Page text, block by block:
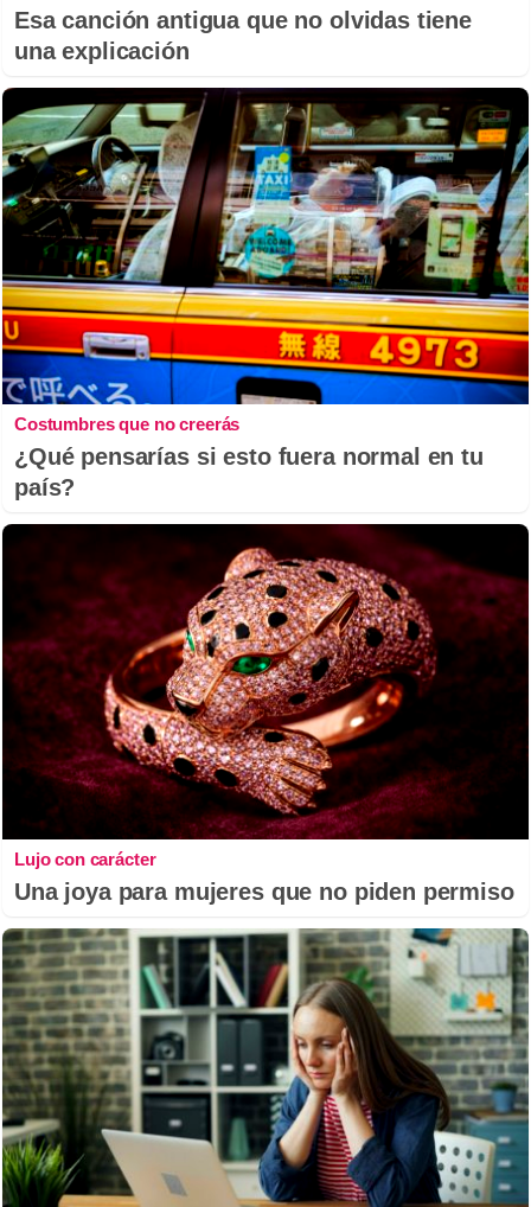
Esa canción antigua que no olvidas tiene
una explicación
Costumbres que no creerás
¿Qué pensarías si esto fuera normal en tu
país?
Lujo con carácter
Una joya para mujeres que no piden permiso